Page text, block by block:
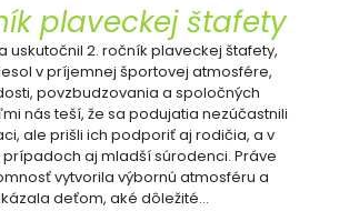
plaveckej štafety
uskutočnil 2. ročník plaveckej štafety,
v príjemnej športovej atmosfére,
povzbudzovania a spoločných
nás teší, že sa podujatia nezúčastnili
ale prišli ich podporiť aj rodičia, a v
aj mladší súrodenci. Práve
vytvorila výbornú atmosféru a
deťom, aké dôležité…